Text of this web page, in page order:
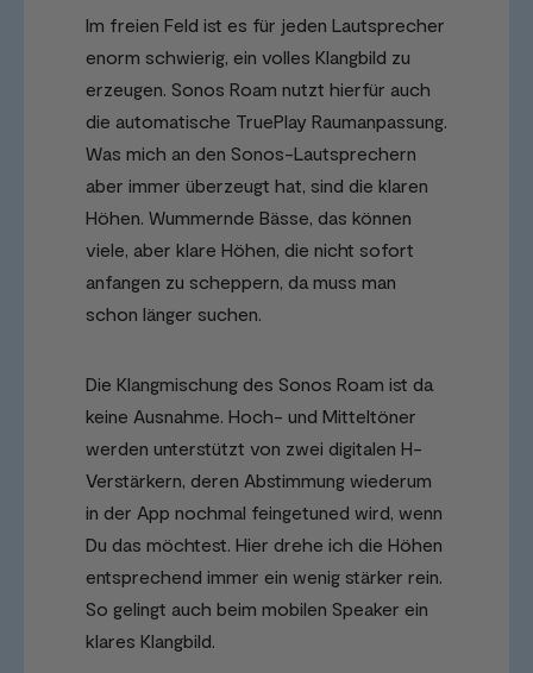
Im freien Feld ist es für jeden Lautsprecher
enorm schwierig, ein volles Klangbild zu
erzeugen. Sonos Roam nutzt hierfür auch
die automatische TruePlay Raumanpassung.
Was mich an den Sonos-Lautsprechern
aber immer überzeugt hat, sind die klaren
Höhen. Wummernde Bässe, das können
viele, aber klare Höhen, die nicht sofort
anfangen zu scheppern, da muss man
schon länger suchen.
Die Klangmischung des Sonos Roam ist da
keine Ausnahme. Hoch- und Mitteltöner
werden unterstützt von zwei digitalen H-
Verstärkern, deren Abstimmung wiederum
in der App nochmal feingetuned wird, wenn
Du das möchtest. Hier drehe ich die Höhen
entsprechend immer ein wenig stärker rein.
So gelingt auch beim mobilen Speaker ein
klares Klangbild.